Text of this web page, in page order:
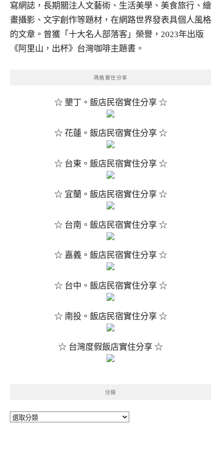
寫網誌，長期關注人文藝術、生活美學、美食旅行、繪
畫攝影、文字創作等題材，在網路世界發表具個人風格
的文章。曾獲「十大名人部落客」榮譽，2023年出版
《阿里山，出杯》台灣咖啡主題書。
瑪格實住分享
☆ 墾丁。飯店民宿實住分享 ☆
☆ 花蓮。飯店民宿實住分享 ☆
☆ 台東。飯店民宿實住分享 ☆
☆ 宜蘭。飯店民宿實住分享 ☆
☆ 台南。飯店民宿實住分享 ☆
☆ 嘉義。飯店民宿實住分享 ☆
☆ 台中。飯店民宿實住分享 ☆
☆ 南投。飯店民宿實住分享 ☆
☆ 台灣度假飯店實住分享 ☆
分類
分